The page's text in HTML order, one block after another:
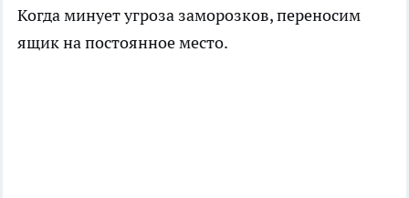
Когда минует угроза заморозков, переносим
ящик на постоянное место.